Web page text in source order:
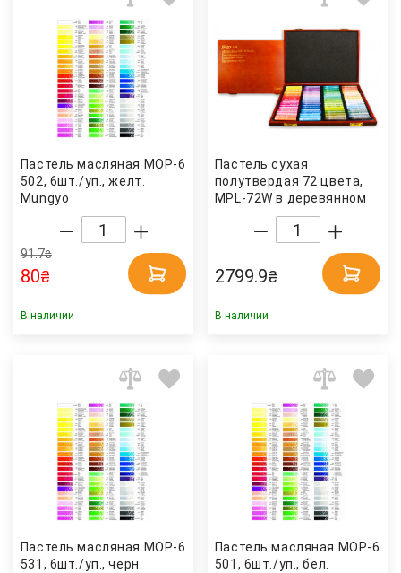
Пастель масляная МОР-6
502, 6шт./уп., желт.
Mungyo
91.7₴
80₴
В наличии
Пастель сухая
полутвердая 72 цвета,
MPL-72W в деревянном
футляре Mungyo
2799.9₴
В наличии
Пастель масляная МОР-6
531, 6шт./уп., черн.
Пастель масляная МОР-6
501, 6шт./уп., бел.